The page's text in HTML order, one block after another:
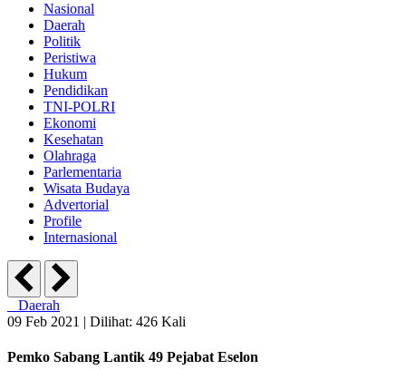
Nasional
Daerah
Politik
Peristiwa
Hukum
Pendidikan
TNI-POLRI
Ekonomi
Kesehatan
Olahraga
Parlementaria
Wisata Budaya
Advertorial
Profile
Internasional
Daerah
09 Feb 2021 | Dilihat: 426 Kali
Pemko Sabang Lantik 49 Pejabat Eselon